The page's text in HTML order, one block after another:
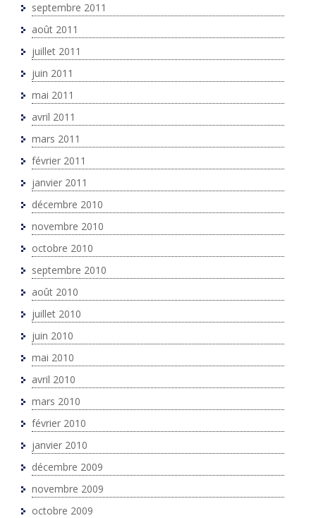
septembre 2011
août 2011
juillet 2011
juin 2011
mai 2011
avril 2011
mars 2011
février 2011
janvier 2011
décembre 2010
novembre 2010
octobre 2010
septembre 2010
août 2010
juillet 2010
juin 2010
mai 2010
avril 2010
mars 2010
février 2010
janvier 2010
décembre 2009
novembre 2009
octobre 2009